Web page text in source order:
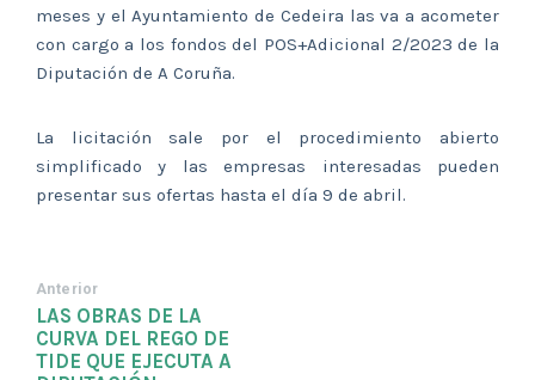
meses y el Ayuntamiento de Cedeira las va a acometer
con cargo a los fondos del POS+Adicional 2/2023 de la
Diputación de A Coruña.
La licitación sale por el procedimiento abierto
simplificado y las empresas interesadas pueden
presentar sus ofertas hasta el día 9 de abril.
Anterior
LAS OBRAS DE LA
CURVA DEL REGO DE
TIDE QUE EJECUTA A